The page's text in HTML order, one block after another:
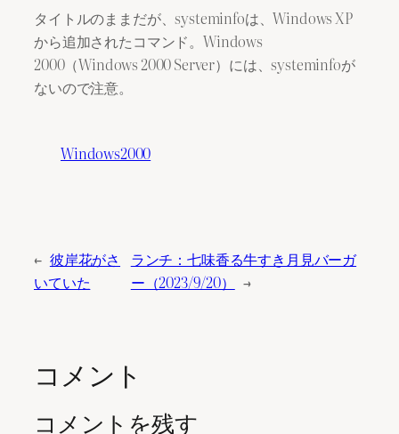
タイトルのままだが、systeminfoは、Windows XP
から追加されたコマンド。Windows
2000（Windows 2000 Server）には、systeminfoが
ないので注意。
Windows2000
← 彼岸花がさ
いていた
ランチ：七味香る牛すき月見バーガ
ー（2023/9/20）
→
コメント
コメントを残す